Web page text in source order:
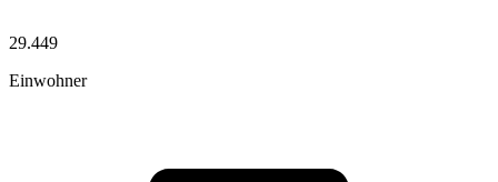
29.449
Einwohner